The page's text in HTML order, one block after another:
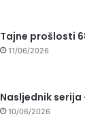
Tajne prošlosti
11/06/2026
Nasljednik serija
10/06/2026